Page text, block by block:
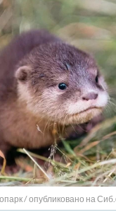
/ опубликовано на